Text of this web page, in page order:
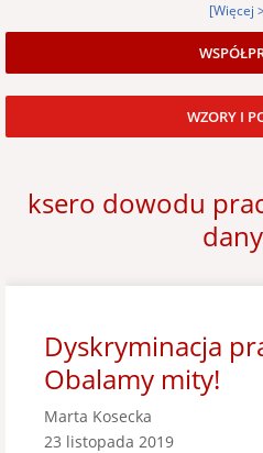
[Więcej
WZORY I
ksero dowodu
Dyskryminacja
Obalamy mity!
Marta Kosecka
23 listopada 2019